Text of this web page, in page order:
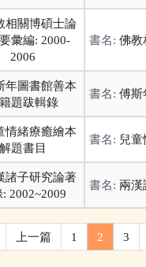
書名: 佛教
書名: 傅斯
書名: 兒童
書名: 兩漢
上一篇 1 2 3